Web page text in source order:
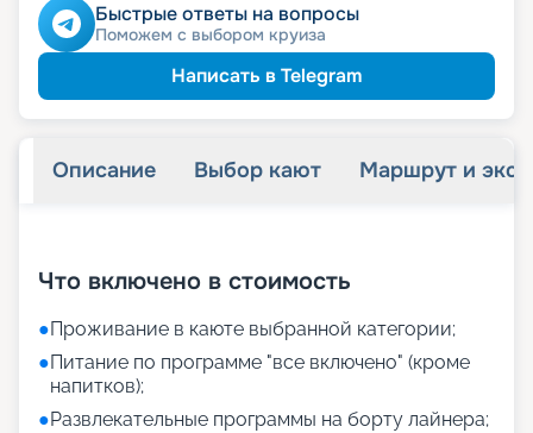
Быстрые ответы на вопросы
Поможем с выбором круиза
Написать в Telegram
Описание Выбор кают Маршрут и
Что включено в стоимость
●Проживание в каюте выбранной категории;
●Питание по программе "все включено" (кроме
напитков);
●Развлекательные программы на борту лайнера;